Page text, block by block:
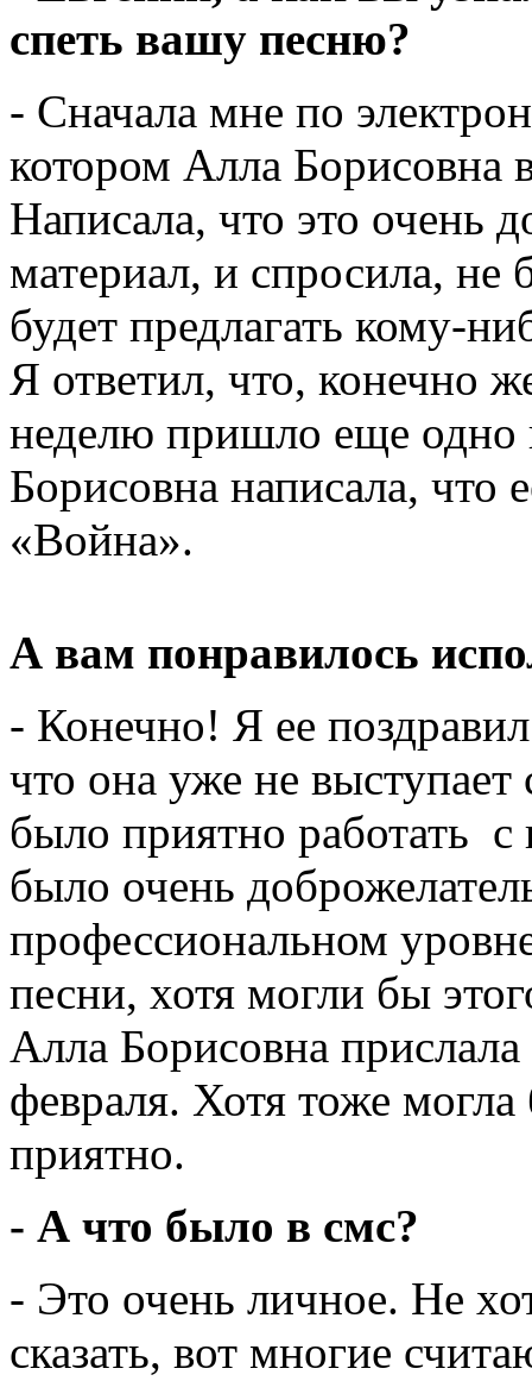
спеть вашу песню?
- Сначала мне по
котором Алла Борисовна
Написала, что это очень
материал, и спросила, не
будет предлагать кому-
Я ответил, что, конечно
неделю пришло еще одно
Борисовна написала, что
«Война».
А вам понравилось
- Конечно! Я ее
что она уже не
было приятно работать
было очень
профессиональном
песни, хотя могли бы
Алла Борисовна
февраля. Хотя тоже
приятно.
- А что было в смс?
- Это очень личное. Не
сказать, вот многие